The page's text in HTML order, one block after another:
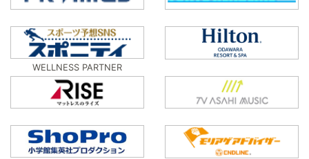
WELLNESS PARTNER